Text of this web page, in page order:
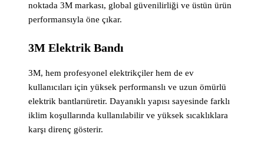
noktada 3M markası, global güvenilirliği ve üstün ürün
performansıyla öne çıkar.
3M Elektrik Bandı
3M, hem profesyonel elektrikçiler hem de ev
kullanıcıları için yüksek performanslı ve uzun ömürlü
elektrik bantlarıüretir. Dayanıklı yapısı sayesinde farklı
iklim koşullarında kullanılabilir ve yüksek sıcaklıklara
karşı direnç gösterir.